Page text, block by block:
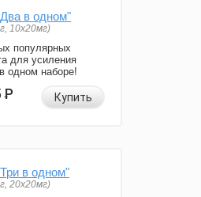
в одном"
10x20мг)
популярных
для усиления
одном наборе!
Р Купить
в одном"
20x20мг)